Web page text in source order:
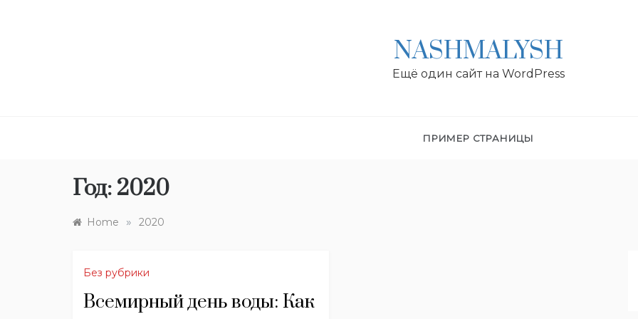
NASHMALYSH
Ещё один сайт на WordPress
ПРИМЕР СТРАНИЦЫ
Год: 2020
Home » 2020
Без рубрики
Всемирный день воды: Как